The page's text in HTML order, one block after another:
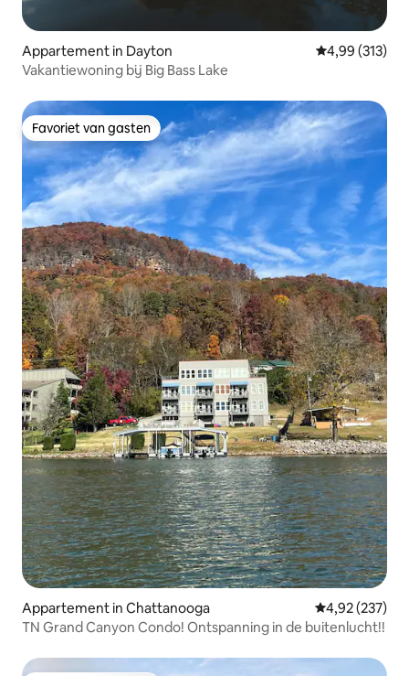
Appartement in Dayton Gemiddelde
4,99 (313)
Vakantiewoning bij Big Bass Lake
Favoriet van gasten
Favoriet van gasten
Appartement in Chattanooga Gemiddelde
4,92 (237)
TN Grand Canyon Condo! Ontspanning in de buitenlucht!!